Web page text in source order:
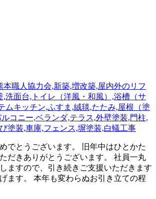
でとうございます。 旧年中はひとかた
だきありがとうございます。 社員一丸
ますので、引き続きご支援いただきます
ます。 本年も変わらぬお引き立ての程